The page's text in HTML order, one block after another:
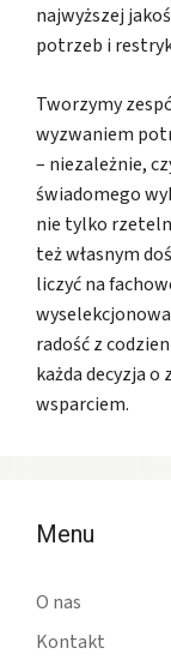
najwyższej
potrzeb i
Tworzymy
wyzwaniem
– niezależnie,
świadomego
nie tylko
też własnym
liczyć na
radość z
każda decyzja
wsparciem.
Menu
O nas
Kontakt